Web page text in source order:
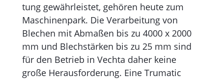
tung gewährleistet, gehören heute zum
Maschinenpark. Die Verarbeitung von
Blech­en mit Abmaßen bis zu 4000 x 2000
mm und Blechstärken bis zu 25 mm sind
für den Betrieb in Vechta daher keine
große Herausforderung. Eine Trumatic